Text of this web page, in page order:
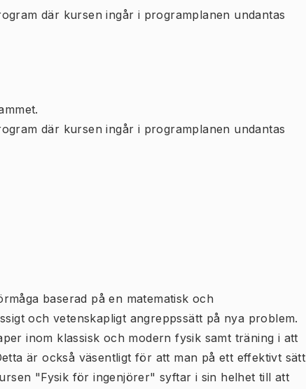
där kursen ingår i programplanen undantas
där kursen ingår i programplanen undantas
baserad på en matematisk och
och vetenskapligt angreppssätt på nya problem.
inom klassisk och modern fysik samt träning i att
är också väsentligt för att man på ett effektivt sätt
"Fysik för ingenjörer" syftar i sin helhet till att